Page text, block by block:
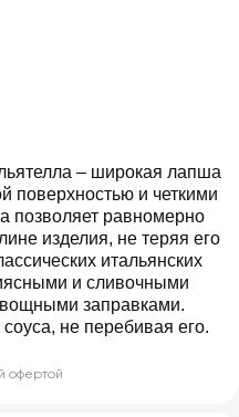
– широкая лапша
поверхностью и четкими
позволяет равномерно
изделия, не теряя его
итальянских
и сливочными
заправками.
не перебивая его.
офертой